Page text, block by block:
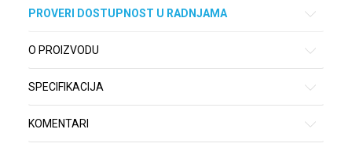
PROVERI DOSTUPNOST U RADNJAMA
O PROIZVODU
SPECIFIKACIJA
KOMENTARI